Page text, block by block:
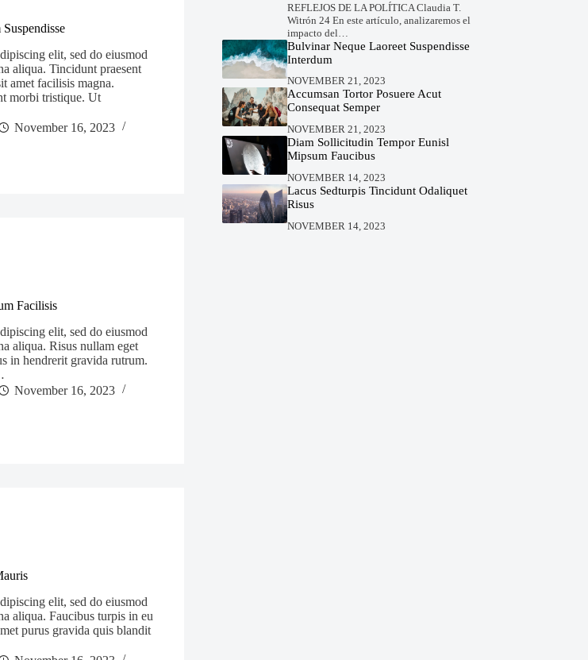
elit, sed do eiusmod
aliqua. Tincidunt praesent
amet facilisis magna.
morbi tristique. Ut
November 16, 2023
Facilisis
elit, sed do eiusmod
aliqua. Risus nullam eget
in hendrerit gravida rutrum.
November 16, 2023
elit, sed do eiusmod
aliqua. Faucibus turpis in eu
purus gravida quis blandit
REFLEJOS DE LA POLÍTICA Claudia T.
Witrón 24 En este artículo, analizaremos el
impacto del…
Bulvinar Neque Laoreet Suspendisse
Interdum
NOVEMBER 21, 2023
Accumsan Tortor Posuere Acut
Consequat Semper
NOVEMBER 21, 2023
Diam Sollicitudin Tempor Eunisl
Mipsum Faucibus
NOVEMBER 14, 2023
Lacus Sedturpis Tincidunt Odaliquet
Risus
NOVEMBER 14, 2023